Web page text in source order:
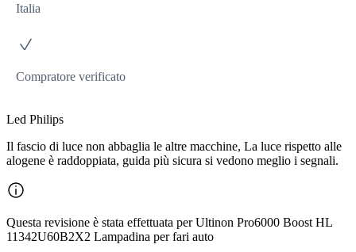
Italia
Compratore verificato
Led Philips
Il fascio di luce non abbaglia le altre macchine, La luce rispetto alle
alogene è raddoppiata, guida più sicura si vedono meglio i segnali.
Questa revisione è stata effettuata per Ultinon Pro6000 Boost HL
11342U60B2X2 Lampadina per fari auto